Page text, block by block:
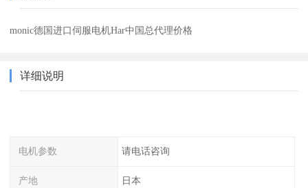
monic德国进口伺服电机Har中国总代理价格
详细说明
电机参数 请电话咨询
产地 日本